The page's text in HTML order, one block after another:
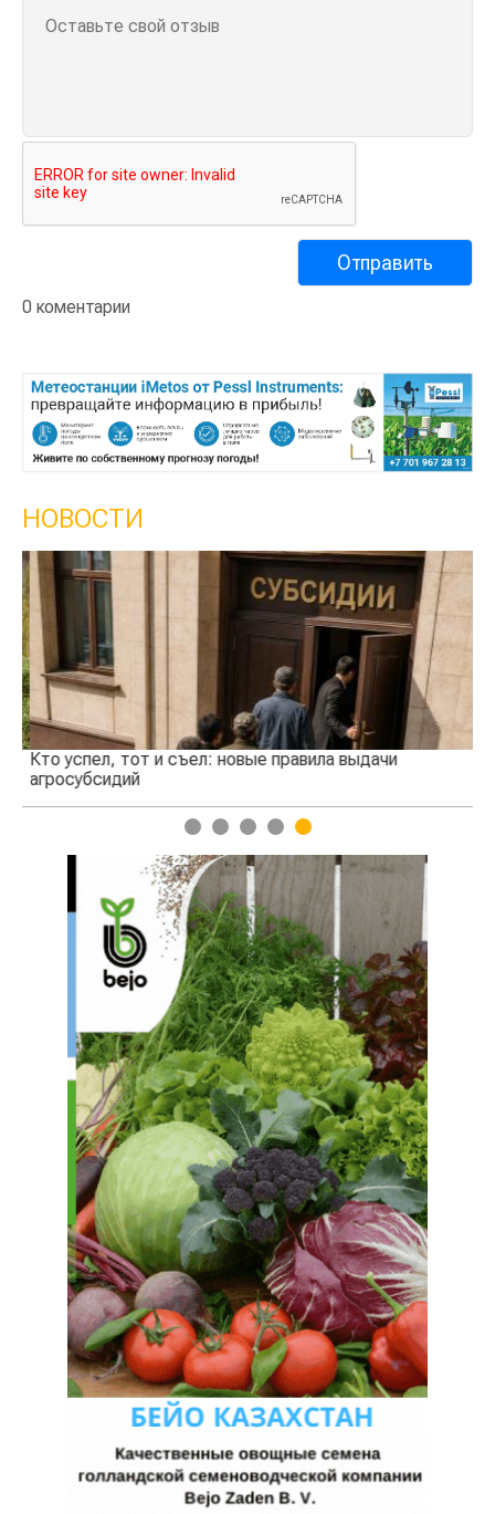
0 коментарии
НОВОСТИ
Кто успел, тот и съел: новые правила выдачи
агросубсидий
1 2 3 4 5